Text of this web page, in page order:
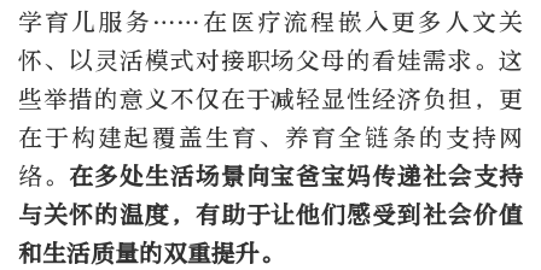
学育儿服务……在医疗流程嵌入更多人文关
怀、以灵活模式对接职场父母的看娃需求。这
些举措的意义不仅在于减轻显性经济负担，更
在于构建起覆盖生育、养育全链条的支持网
络。 在多处生活场景向宝爸宝妈传递社会支持
与关怀的温度，有助于让他们感受到社会价值
和生活质量的双重提升。